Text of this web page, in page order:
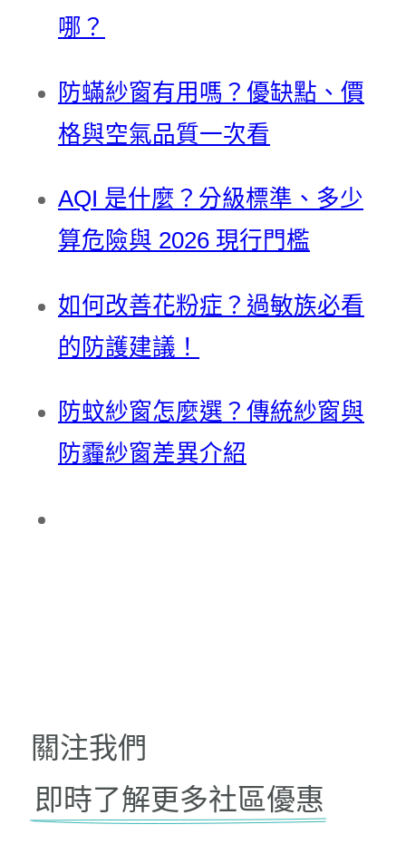
哪？
防蟎紗窗有用嗎？優缺點、價
格與空氣品質一次看
AQI 是什麼？分級標準、多少
算危險與 2026 現行門檻
如何改善花粉症？過敏族必看
的防護建議！
防蚊紗窗怎麼選？傳統紗窗與
防霾紗窗差異介紹
關注我們
即時了解更多社區優惠